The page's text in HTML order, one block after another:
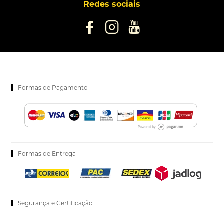
Redes sociais
Formas de Pagamento
Formas de Entrega
Segurança e Certificação